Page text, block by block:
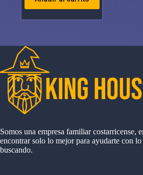
Somos una empresa familiar costarricense,
encontrar solo lo mejor para ayudarte con lo
buscando.